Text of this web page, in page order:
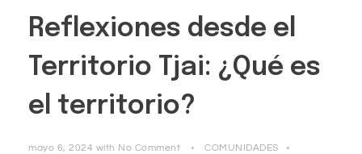
Reflexiones desde el
Territorio Tjai: ¿Qué es
el territorio?
mayo 6, 2024 with No Comment
COMUNIDADES